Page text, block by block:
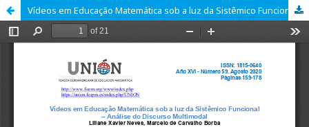
Vídeos em Educação Matemática sob a luz da Sistêmico Funcional – Análise do Discurso Multimodal